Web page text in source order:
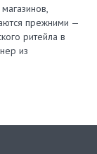
прежними —
ритейла в
из